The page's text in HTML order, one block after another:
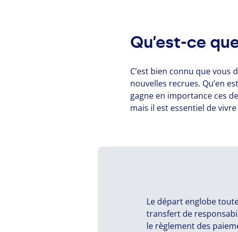
Qu’est-ce
C’est bien connu que vous
nouvelles recrues. Qu’en
gagne en importance ces
mais il est essentiel de
Le départ englobe
transfert de
le règlement des